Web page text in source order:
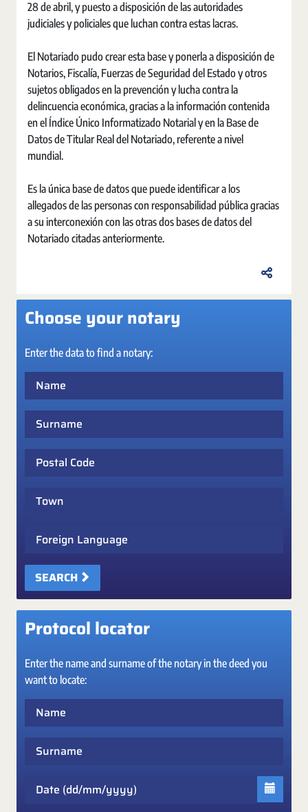
28 de abril, y puesto a disposición de las autoridades
judiciales y policiales que luchan contra estas lacras.
El Notariado pudo crear esta base y ponerla a disposición de
Notarios, Fiscalía, Fuerzas de Seguridad del Estado y otros
sujetos obligados en la prevención y lucha contra la
delincuencia económica, gracias a la información contenida
en el Índice Único Informatizado Notarial y en la Base de
Datos de Titular Real del Notariado, referente a nivel
mundial.
Es la única base de datos que puede identificar a los
allegados de las personas con responsabilidad pública gracias
a su interconexión con las otras dos bases de datos del
Notariado citadas anteriormente.
Choose your notary
Enter the data to find a notary:
Postal Code
Foreign Language
SEARCH
Protocol locator
Enter the name and surname of the notary in the deed you
want to locate: